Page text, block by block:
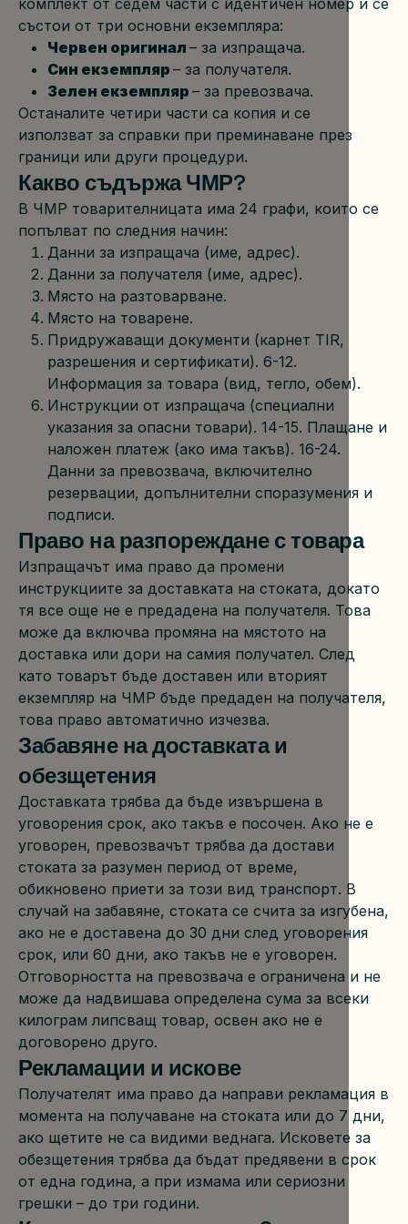
състои от три основни екземпляра:
Червен оригинал – за изпращача.
Син екземпляр – за получателя.
Зелен екземпляр – за превозвача.
Останалите четири части са копия и се
използват за справки при преминаване през
граници или други процедури.
Какво съдържа ЧМР?
В ЧМР товарителницата има 24 графи, които се
попълват по следния начин:
Данни за изпращача (име, адрес).
Данни за получателя (име, адрес).
Място на разтоварване.
Място на товарене.
Придружаващи документи (карнет TIR,
разрешения и сертификати). 6-12.
Информация за товара (вид, тегло, обем).
Инструкции от изпращача (специални
указания за опасни товари). 14-15. Плащане и
наложен платеж (ако има такъв). 16-24.
Данни за превозвача, включително
резервации, допълнителни споразумения и
подписи.
Право на разпореждане с товара
Изпращачът има право да промени
инструкциите за доставката на стоката, докато
тя все още не е предадена на получателя. Това
може да включва промяна на мястото на
доставка или дори на самия получател. След
като товарът бъде доставен или вторият
екземпляр на ЧМР бъде предаден на получателя,
това право автоматично изчезва.
Забавяне на доставката и
обезщетения
Доставката трябва да бъде извършена в
уговорения срок, ако такъв е посочен. Ако не е
уговорен, превозвачът трябва да достави
стоката за разумен период от време,
обикновено приети за този вид транспорт. В
случай на забавяне, стоката се счита за изгубена,
ако не е доставена до 30 дни след уговорения
срок, или 60 дни, ако такъв не е уговорен.
Отговорността на превозвача е ограничена и не
може да надвишава определена сума за всеки
килограм липсващ товар, освен ако не е
договорено друго.
Рекламации и искове
Получателят има право да направи рекламация в
момента на получаване на стоката или до 7 дни,
ако щетите не са видими веднага. Исковете за
обезщетения трябва да бъдат предявени в срок
от една година, а при измама или сериозни
грешки – до три години.